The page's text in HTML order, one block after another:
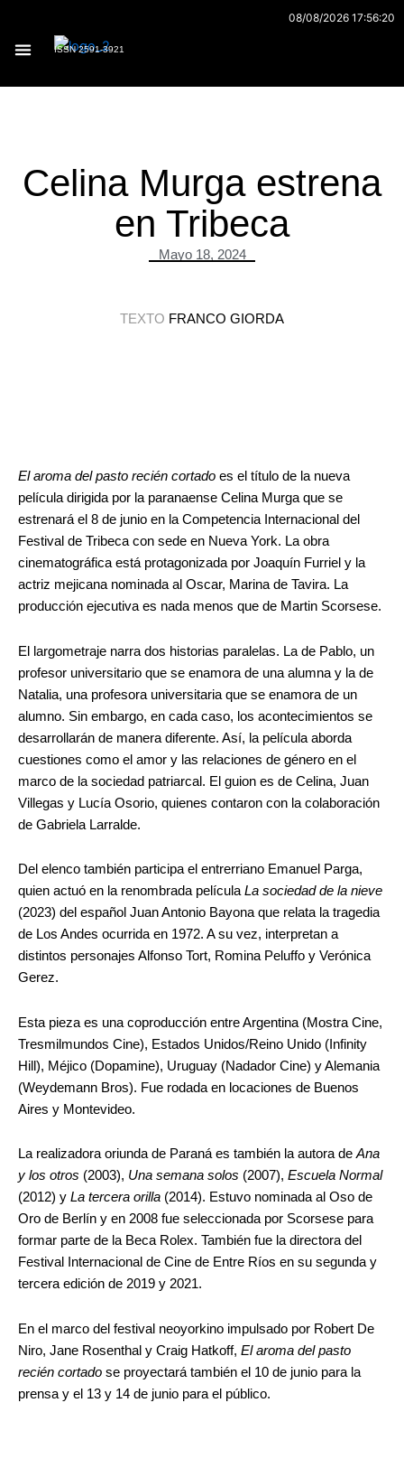
contenido
08/08/2026 17:56:20
ISSN 2591-3921
Celina Murga estrena
en Tribeca
Mayo 18, 2024
TEXTO FRANCO GIORDA
El aroma del pasto recién cortado es el título de la nueva
película dirigida por la paranaense Celina Murga que se
estrenará el 8 de junio en la Competencia Internacional del
Festival de Tribeca con sede en Nueva York. La obra
cinematográfica está protagonizada por Joaquín Furriel y la
actriz mejicana nominada al Oscar, Marina de Tavira. La
producción ejecutiva es nada menos que de Martin Scorsese.
El largometraje narra dos historias paralelas. La de Pablo, un
profesor universitario que se enamora de una alumna y la de
Natalia, una profesora universitaria que se enamora de un
alumno. Sin embargo, en cada caso, los acontecimientos se
desarrollarán de manera diferente. Así, la película aborda
cuestiones como el amor y las relaciones de género en el
marco de la sociedad patriarcal. El guion es de Celina, Juan
Villegas y Lucía Osorio, quienes contaron con la colaboración
de Gabriela Larralde.
Del elenco también participa el entrerriano Emanuel Parga,
quien actuó en la renombrada película La sociedad de la nieve
(2023) del español Juan Antonio Bayona que relata la tragedia
de Los Andes ocurrida en 1972. A su vez, interpretan a
distintos personajes Alfonso Tort, Romina Peluffo y Verónica
Gerez.
Esta pieza es una coproducción entre Argentina (Mostra Cine,
Tresmilmundos Cine), Estados Unidos/Reino Unido (Infinity
Hill), Méjico (Dopamine), Uruguay (Nadador Cine) y Alemania
(Weydemann Bros). Fue rodada en locaciones de Buenos
Aires y Montevideo.
La realizadora oriunda de Paraná es también la autora deAna
y los otros (2003), Una semana solos (2007), Escuela Normal
(2012) y La tercera orilla (2014). Estuvo nominada al Oso de
Oro de Berlín y en 2008 fue seleccionada por Scorsese para
formar parte de la Beca Rolex. También fue la directora del
Festival Internacional de Cine de Entre Ríos en su segunda y
tercera edición de 2019 y 2021.
En el marco del festival neoyorkino impulsado por Robert De
Niro, Jane Rosenthal y Craig Hatkoff, El aroma del pasto
recién cortado se proyectará también el 10 de junio para la
prensa y el 13 y 14 de junio para el público.